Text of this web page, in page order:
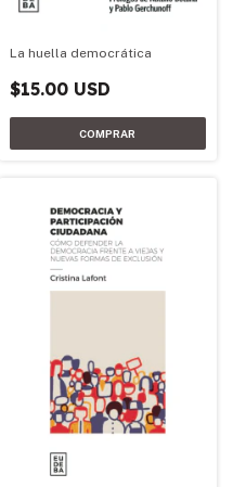
La huella democrática
$15.00 USD